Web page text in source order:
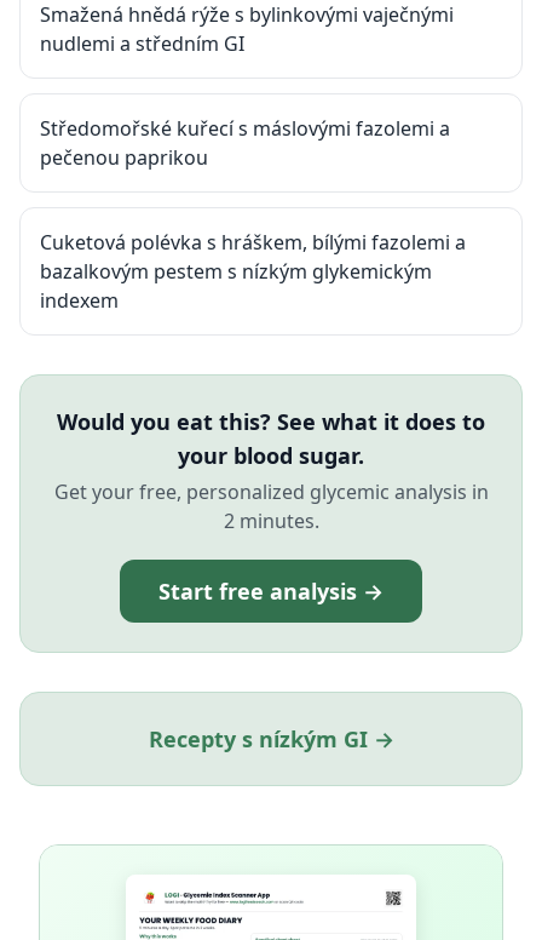
Smažená hnědá rýže s bylinkovými vaječnými
nudlemi a středním GI
Středomořské kuřecí s máslovými fazolemi a
pečenou paprikou
Cuketová polévka s hráškem, bílými fazolemi a
bazalkovým pestem s nízkým glykemickým
indexem
Would you eat this? See what it does to
your blood sugar.
Get your free, personalized glycemic analysis in
2 minutes.
Start free analysis →
Recepty s nízkým GI →